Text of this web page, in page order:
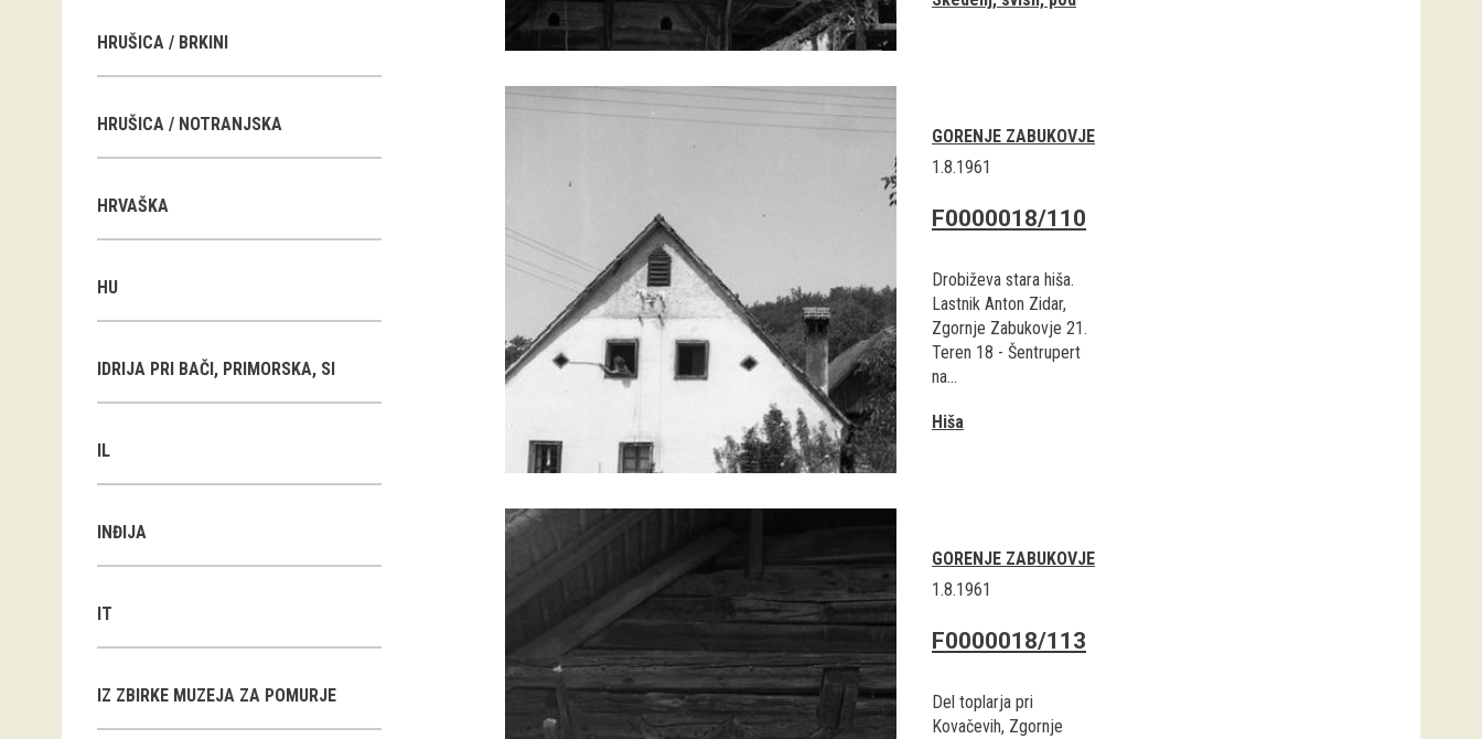
HRUŠICA / BRKINI
HRUŠICA / NOTRANJSKA
HRVAŠKA
HU
IDRIJA PRI BAČI, PRIMORSKA, SI
IL
INĐIJA
IT
IZ ZBIRKE MUZEJA ZA POMURJE
GORENJE ZABUKOVJE
1.8.1961
F0000018/110
Drobiževa stara hiša.
Lastnik Anton Zidar,
Zgornje Zabukovje 21.
Teren 18 - Šentrupert
na...
Hiša
GORENJE ZABUKOVJE
1.8.1961
F0000018/113
Del toplarja pri
Kovačevih, Zgornje